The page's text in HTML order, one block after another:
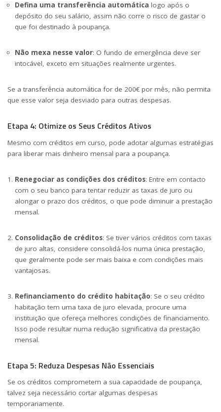
Defina uma transferência automática logo após o
depósito do seu salário, assim não corre o risco de gastar o
que foi destinado à poupança.
Não mexa nesse valor: O fundo de emergência deve ser
intocável, exceto em situações realmente urgentes.
Se a transferência automática for de 200€ por mês, não permita
que esse valor seja desviado para outras despesas.
Etapa 4: Otimize os Seus Créditos Ativos
Mesmo com créditos em curso, pode adotar algumas estratégias
para liberar mais dinheiro mensal para a poupança.
Renegociar as condições dos créditos: Entre em contacto
com o seu banco para tentar reduzir as taxas de juro ou
alongar o prazo dos créditos, o que pode diminuir a prestação
mensal.
Consolidação de créditos: Se tiver vários créditos com taxas
de juro altas, considere consolidá-los numa única prestação,
que geralmente pode ser mais baixa e com condições mais
vantajosas.
Refinanciamento do crédito habitação: Se o seu crédito
habitação tem uma taxa de juro elevada, procure uma
instituição que ofereça melhores condições de financiamento.
Isso pode resultar numa redução significativa da prestação
mensal.
Etapa 5: Reduza Despesas Não Essenciais
Se os créditos comprometem a sua capacidade de poupança,
talvez seja necessário cortar algumas despesas
temporariamente.